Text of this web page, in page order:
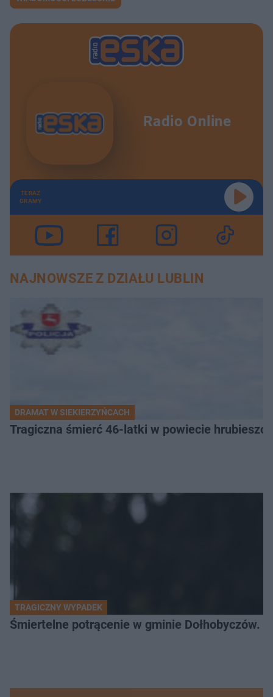
Radio Online
TERAZ
GRAMY
NAJNOWSZE Z DZIAŁU LUBLIN
DRAMAT W SIEKIERZYŃCACH
Tragiczna śmierć 46-latki w powiecie
TRAGICZNY WYPADEK
Śmiertelne potrącenie w gminie Dołhobyczów.